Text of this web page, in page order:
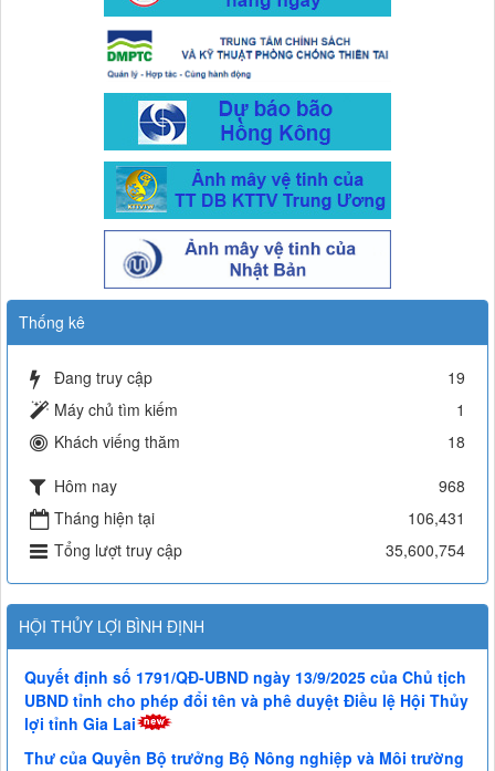
Thống kê
Đang truy cập
19
Máy chủ tìm kiếm
1
Khách viếng thăm
18
Hôm nay
968
Tháng hiện tại
106,431
Tổng lượt truy cập
35,600,754
HỘI THỦY LỢI BÌNH ĐỊNH
Quyết định số 1791/QĐ-UBND ngày 13/9/2025 của Chủ tịch
UBND tỉnh cho phép đổi tên và phê duyệt Điều lệ Hội Thủy
lợi tỉnh Gia Lai
Thư của Quyền Bộ trưởng Bộ Nông nghiệp và Môi trường